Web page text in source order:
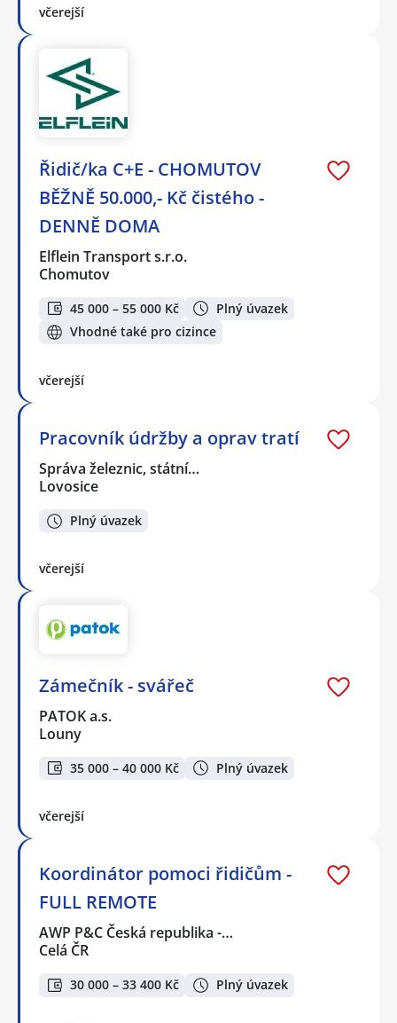
včerejší
Řidič/ka C+E - CHOMUTOV
BĚŽNĚ 50.000,- Kč čistého -
DENNĚ DOMA
Elflein Transport s.r.o.
Chomutov
45 000 – 55 000 Kč
Plný úvazek
Vhodné také pro cizince
včerejší
Pracovník údržby a oprav tratí
Správa železnic, státní…
Lovosice
Plný úvazek
včerejší
Zámečník - svářeč
PATOK a.s.
Louny
35 000 – 40 000 Kč Plný úvazek
včerejší
Koordinátor pomoci řidičům -
FULL REMOTE
AWP P&C Česká republika -…
Celá ČR
30 000 – 33 400 Kč Plný úvazek